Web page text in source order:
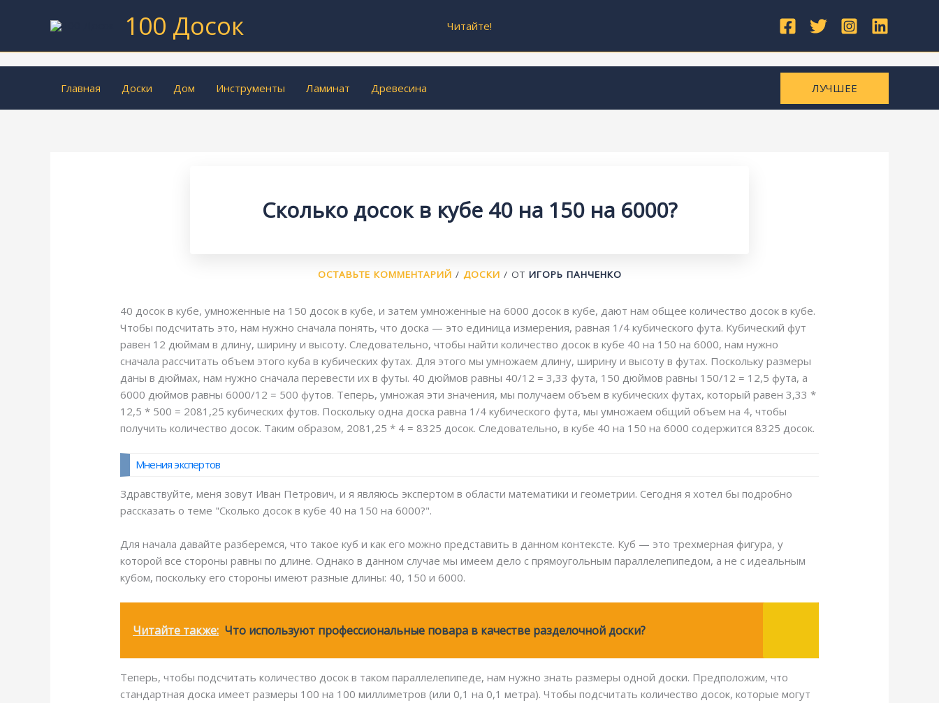
100 Досок Читайте!
Главная Доски Дом Инструменты Ламинат Древесина ЛУЧШЕЕ
Сколько досок в кубе 40 на 150 на 6000?
ОСТАВЬТЕ КОММЕНТАРИЙ / ДОСКИ / ОТ ИГОРЬ ПАНЧЕНКО
40 досок в кубе, умноженные на 150 досок в кубе, и затем умноженные на 6000 досок в кубе, дают нам общее количество досок в кубе.
Чтобы подсчитать это, нам нужно сначала понять, что доска — это единица измерения, равная 1/4 кубического фута. Кубический фут
равен 12 дюймам в длину, ширину и высоту. Следовательно, чтобы найти количество досок в кубе 40 на 150 на 6000, нам нужно
сначала рассчитать объем этого куба в кубических футах. Для этого мы умножаем длину, ширину и высоту в футах. Поскольку размеры
даны в дюймах, нам нужно сначала перевести их в футы. 40 дюймов равны 40/12 = 3,33 фута, 150 дюймов равны 150/12 = 12,5 фута, а
6000 дюймов равны 6000/12 = 500 футов. Теперь, умножая эти значения, мы получаем объем в кубических футах, который равен 3,33 *
12,5 * 500 = 2081,25 кубических футов. Поскольку одна доска равна 1/4 кубического фута, мы умножаем общий объем на 4, чтобы
получить количество досок. Таким образом, 2081,25 * 4 = 8325 досок. Следовательно, в кубе 40 на 150 на 6000 содержится 8325 досок.
Мнения экспертов
Здравствуйте, меня зовут Иван Петрович, и я являюсь экспертом в области математики и геометрии. Сегодня я хотел бы подробно
рассказать о теме "Сколько досок в кубе 40 на 150 на 6000?".
Для начала давайте разберемся, что такое куб и как его можно представить в данном контексте. Куб — это трехмерная фигура, у
которой все стороны равны по длине. Однако в данном случае мы имеем дело с прямоугольным параллелепипедом, а не с идеальным
кубом, поскольку его стороны имеют разные длины: 40, 150 и 6000.
Читайте также: Что используют профессиональные повара в качестве разделочной доски?
Теперь, чтобы подсчитать количество досок в таком параллелепипеде, нам нужно знать размеры одной доски. Предположим, что
стандартная доска имеет размеры 100 на 100 миллиметров (или 0,1 на 0,1 метра). Чтобы подсчитать количество досок, которые могут